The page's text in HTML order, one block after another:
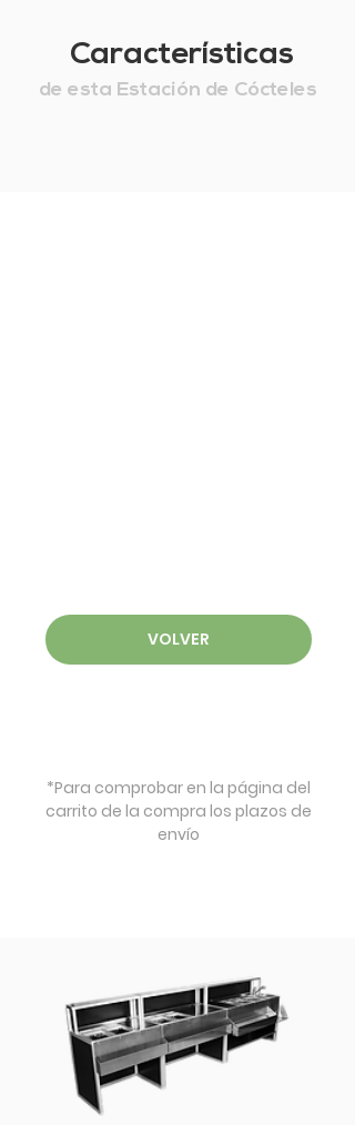
Características
de esta Estación de Cócteles
VOLVER
*Para comprobar en la página del
carrito de la compra los plazos de
envío